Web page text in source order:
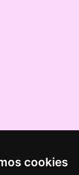
cookies